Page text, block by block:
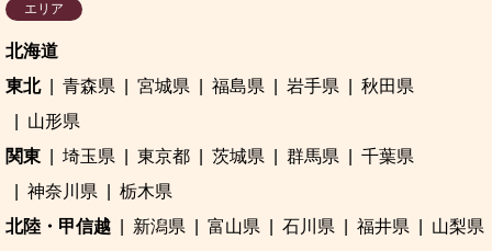
エリア
北海道
東北
青森県 宮城県 福島県 岩手県
秋田県
山形県
関東
埼玉県 東京都 茨城県 群馬県
千葉県
神奈川県
栃木県
北陸・甲信越
新潟県 富山県 石川県 福井県
山梨県